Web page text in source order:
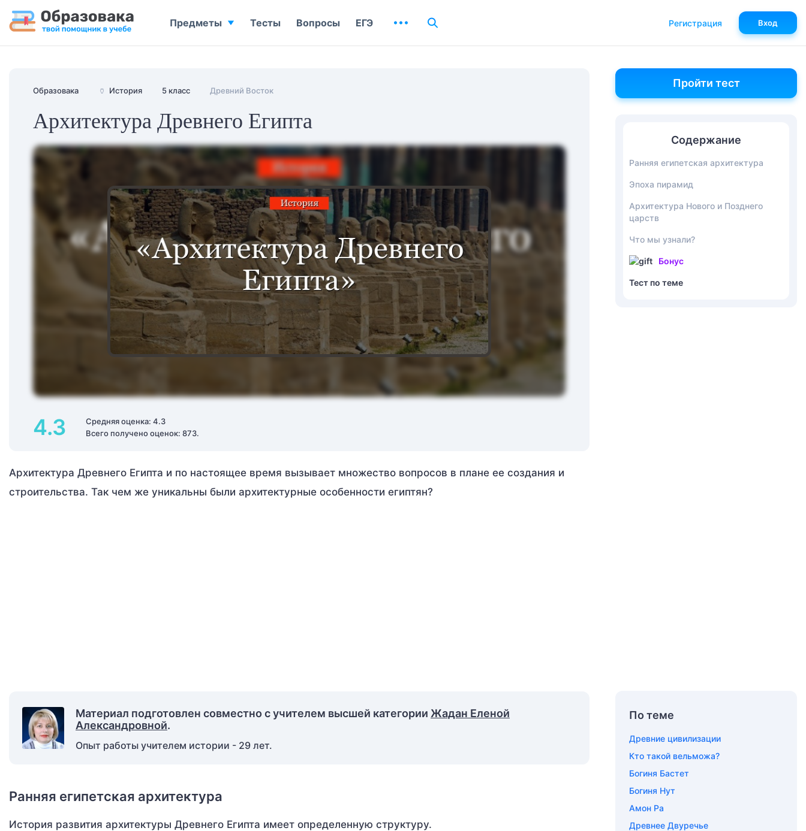
Образовака 🏺 История 5 класс Древний Восток
Архитектура Древнего Египта
4.3
Средняя оценка: 4.3
Всего получено оценок: 873.
Архитектура Древнего Египта и по настоящее время вызывает множество вопросов в плане ее создания и
строительства. Так чем же уникальны были архитектурные особенности египтян?
Материал подготовлен совместно с учителем высшей категории Жадан Еленой
Александровной.
Опыт работы учителем истории - 29 лет.
Ранняя египетская архитектура
История развития архитектуры Древнего Египта имеет определенную структуру.
Пройти тест
Содержание
Ранняя египетская архитектура
Эпоха пирамид
Архитектура Нового и Позднего
царств
Что мы узнали?
Бонус
Тест по теме
По теме
Древние цивилизации
Кто такой вельможа?
Богиня Бастет
Богиня Нут
Амон Ра
Древнее Двуречье
Предметы Тесты Вопросы ЕГЭ Регистрация Вход